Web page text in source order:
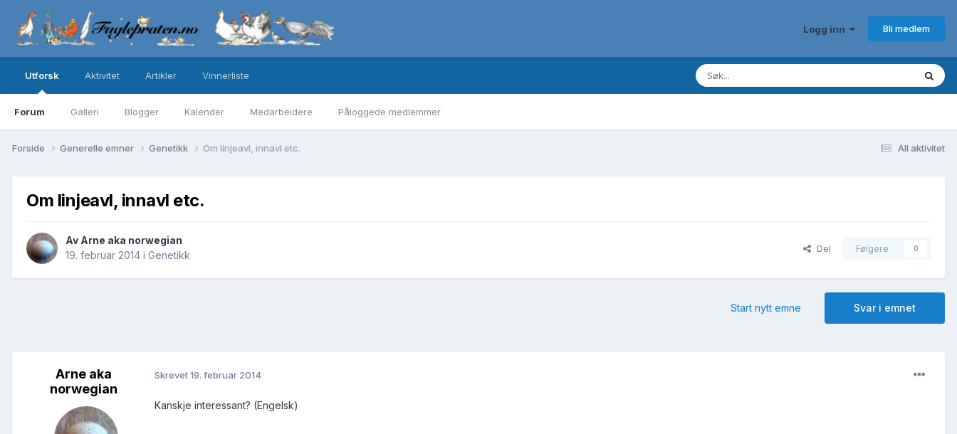
Logg inn Bli medlem
Utforsk
Forum Galleri Blogger Kalender Medarbeidere Påloggede medlemmer
Aktivitet Artikler Vinnerliste
All aktivitet
Forside Generelle emner Genetikk Om linjeavl, innavl etc.
Om linjeavl, innavl etc.
Av Arne aka norwegian
19. februar 2014 i Genetikk
Del Følgere 0
Svar i emnet
Start nytt emne
Arne aka
norwegian
Skrevet19. februar 2014
Kanskje interessant? (Engelsk)